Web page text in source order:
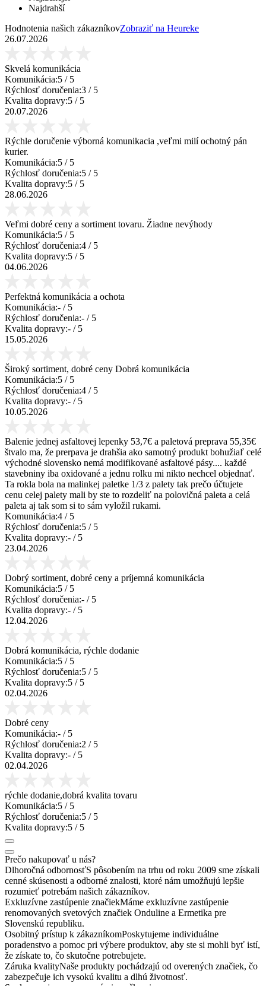
Najdrahší
Hodnotenia našich zákazníkovZobraziť na Heureke
26.07.2026
Skvelá komunikácia
Komunikácia:5 / 5
Rýchlosť doručenia:3 / 5
Kvalita dopravy:5 / 5
20.07.2026
Rýchle doručenie výborná komunikacia ,veľmi milí ochotný pán
kurier.
Komunikácia:5 / 5
Rýchlosť doručenia:5 / 5
Kvalita dopravy:5 / 5
28.06.2026
Veľmi dobré ceny a sortiment tovaru. Žiadne nevýhody
Komunikácia:5 / 5
Rýchlosť doručenia:4 / 5
Kvalita dopravy:5 / 5
04.06.2026
Perfektná komunikácia a ochota
Komunikácia:- / 5
Rýchlosť doručenia:- / 5
Kvalita dopravy:- / 5
15.05.2026
Široký sortiment, dobré ceny Dobrá komunikácia
Komunikácia:5 / 5
Rýchlosť doručenia:4 / 5
Kvalita dopravy:- / 5
10.05.2026
Balenie jednej asfaltovej lepenky 53,7€ a paletová preprava 55,35€
štvalo ma, že prerpava je drahšia ako samotný produkt bohužiaľ celé
východné slovensko nemá modifikované asfaltové pásy.... každé
stavebniny iba oxidované a jednu rolku mi nikto nechcel objednať.
Ta rokla bola na malinkej paletke 1/3 z palety tak prečo účtujete
cenu celej palety mali by ste to rozdeliť na polovičná paleta a celá
paleta aj tak som si to sám vyložil rukami.
Komunikácia:4 / 5
Rýchlosť doručenia:5 / 5
Kvalita dopravy:- / 5
23.04.2026
Dobrý sortiment, dobré ceny a príjemná komunikácia
Komunikácia:5 / 5
Rýchlosť doručenia:- / 5
Kvalita dopravy:- / 5
12.04.2026
Dobrá komunikácia, rýchle dodanie
Komunikácia:5 / 5
Rýchlosť doručenia:5 / 5
Kvalita dopravy:5 / 5
02.04.2026
Dobré ceny
Komunikácia:- / 5
Rýchlosť doručenia:2 / 5
Kvalita dopravy:- / 5
02.04.2026
rýchle dodanie,dobrá kvalita tovaru
Komunikácia:5 / 5
Rýchlosť doručenia:5 / 5
Kvalita dopravy:5 / 5
Prečo nakupovať u nás?
Dlhoročná odbornosťS pôsobením na trhu od roku 2009 sme získali
cenné skúsenosti a odborné znalosti, ktoré nám umožňujú lepšie
rozumieť potrebám našich zákazníkov.
Exkluzívne zastúpenie značiekMáme exkluzívne zastúpenie
renomovaných svetových značiek Onduline a Ermetika pre
Slovenskú republiku.
Osobitný prístup k zákazníkomPoskytujeme individuálne
poradenstvo a pomoc pri výbere produktov, aby ste si mohli byť istí,
že získate to, čo skutočne potrebujete.
Záruka kvalityNaše produkty pochádzajú od overených značiek, čo
zabezpečuje ich vysokú kvalitu a dlhú životnosť.